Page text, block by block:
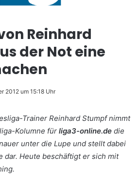
Reinhard
der Not eine
2012 um 15:18 Uhr
Trainer Reinhard Stumpf nimmt
Kolumne für liga3-online.de die
unter die Lupe und stellt dabei
dar. Heute beschäftigt er sich mit